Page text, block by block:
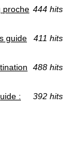
proche 444 hits
guide
411 hits
488 hits
:
392 hits